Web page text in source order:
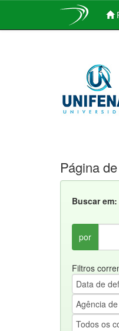
Página
Buscar em:
por
Filtros